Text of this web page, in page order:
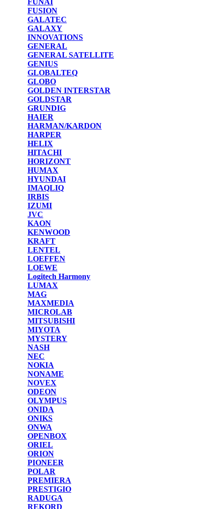
FUNAI
FUSION
GALATEC
GALAXY
INNOVATIONS
GENERAL
GENERAL SATELLITE
GENIUS
GLOBALTEQ
GLOBO
GOLDEN INTERSTAR
GOLDSTAR
GRUNDIG
HAIER
HARMAN/KARDON
HARPER
HELIX
HITACHI
HORIZONT
HUMAX
HYUNDAI
IMAQLIQ
IRBIS
IZUMI
JVC
KAON
KENWOOD
KRAFT
LENTEL
LOEFFEN
LOEWE
Logitech Harmony
LUMAX
MAG
MAXMEDIA
MICROLAB
MITSUBISHI
MIYOTA
MYSTERY
NASH
NEC
NOKIA
NONAME
NOVEX
ODEON
OLYMPUS
ONIDA
ONIKS
ONWA
OPENBOX
ORIEL
ORION
PIONEER
POLAR
PREMIERA
PRESTIGIO
RADUGA
REKORD